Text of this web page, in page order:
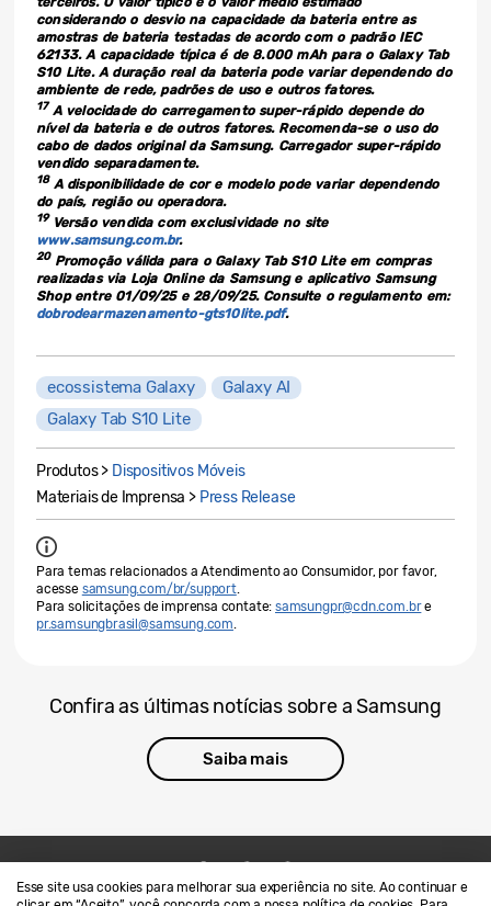
Esse site usa cookies para melhorar sua experiência no site. Ao continuar e
considerando o desvio na capacidade da bateria entre as
amostras de bateria testadas de acordo com o padrão IEC
62133. A capacidade típica é de 8.000 mAh para o Galaxy Tab
S10 Lite. A duração real da bateria pode variar dependendo do
ambiente de rede, padrões de uso e outros fatores.
17A velocidade do carregamento super-rápido depende do
nível da bateria e de outros fatores. Recomenda-se o uso do
cabo de dados original da Samsung. Carregador super-rápido
vendido separadamente.
18 A disponibilidade de cor e modelo pode variar dependendo
do país, região ou operadora.
19 Versão vendida com exclusividade no site
www.samsung.com.br.
20 Promoção válida para o Galaxy Tab S10 Lite em compras
realizadas via Loja Online da Samsung e aplicativo Samsung
Shop entre 01/09/25 e 28/09/25. Consulte o regulamento em:
dobrodearmazenamento-gts10lite.pdf.
ecossistema Galaxy
Galaxy AI
Galaxy Tab S10 Lite
Produtos > Dispositivos Móveis
Materiais de Imprensa > Press Release
Para temas relacionados a Atendimento ao Consumidor, por favor,
acesse samsung.com/br/support.
Para solicitações de imprensa contate: samsungpr@cdn.com.bre
pr.samsungbrasil@samsung.com.
Confira as últimas notícias sobre a Samsung
Saiba mais
Contato SAMSUNG.COM